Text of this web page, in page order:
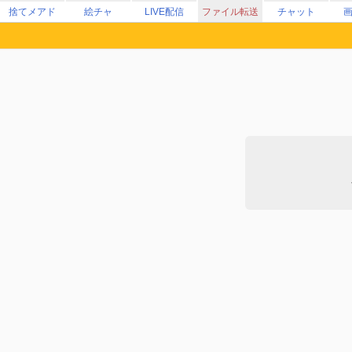
捨てメアド 絵チャ LIVE配信 ファイル転送 チャット